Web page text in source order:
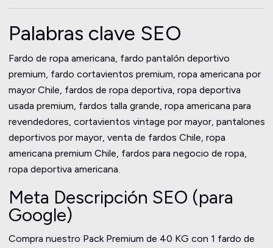
Palabras clave SEO
Fardo de ropa americana, fardo pantalón deportivo
premium, fardo cortavientos premium, ropa americana por
mayor Chile, fardos de ropa deportiva, ropa deportiva
usada premium, fardos talla grande, ropa americana para
revendedores, cortavientos vintage por mayor, pantalones
deportivos por mayor, venta de fardos Chile, ropa
americana premium Chile, fardos para negocio de ropa,
ropa deportiva americana.
Meta Descripción SEO (para
Google)
Compra nuestro Pack Premium de 40 KG con 1 fardo de